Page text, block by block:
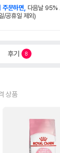
주문하면, 다음날 95%
/공휴일 제외)
후기 8
상품